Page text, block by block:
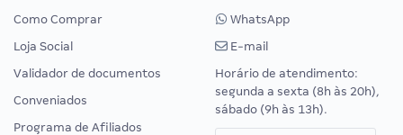
Como Comprar
Loja Social
Validador de documentos
Conveniados
Programa de Afiliados
WhatsApp
E-mail
Horário de atendimento:
segunda a sexta (8h às 20h),
sábado (9h às 13h).